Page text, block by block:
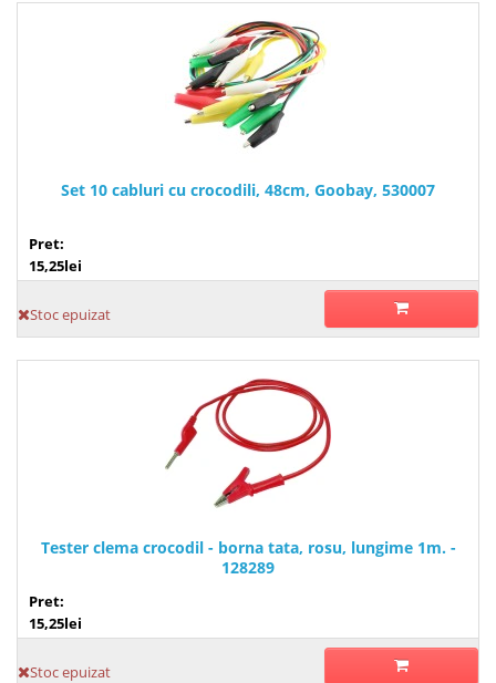
Set 10 cabluri cu crocodili, 48cm, Goobay, 530007
Pret:
15,25lei
Stoc epuizat
Tester clema crocodil - borna tata, rosu, lungime 1m. -
128289
Pret:
15,25lei
Stoc epuizat